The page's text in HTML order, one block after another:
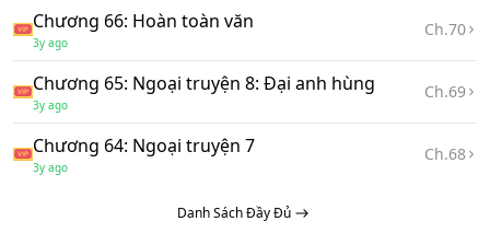
Edit: riri_1127
[ Cô gái đáng yêu vs Quyền vương đi đường nhìn cũng bạo
khốc]
Couple: Lệ Kiêu, Vân Đóa
bình tĩnh, ra quyền tàn nhẫn, chỉ bằng một chiêu đã KO
Chương 66: Hoàn toàn văn
3y ago
Ch.70
Chương 65: Ngoại truyện 8: Đại anh hùng
3y ago
Ch.69
Chương 64: Ngoại truyện 7
3y ago
Ch.68
Danh Sách Đầy Đủ